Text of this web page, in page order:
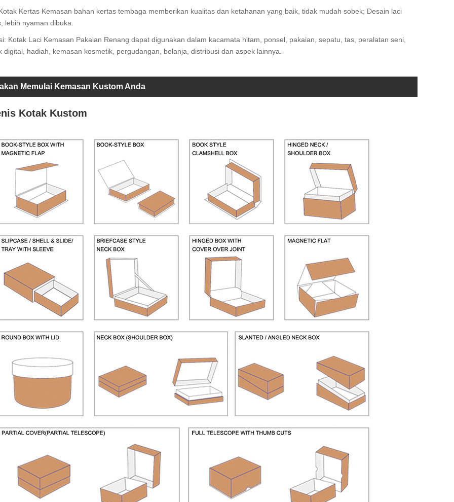
Kertas Kemasan bahan kertas tembaga memberikan kualitas dan ketahanan yang baik, tidak mudah sobek; Desain laci
lebih nyaman dibuka.
Kotak Laci Kemasan Pakaian Renang dapat digunakan dalam kacamata hitam, ponsel, pakaian, sepatu, tas, peralatan seni,
digital, hadiah, kemasan kosmetik, pergudangan, belanja, distribusi dan aspek lainnya.
Memulai Kemasan Kustom Anda
Kotak Kustom